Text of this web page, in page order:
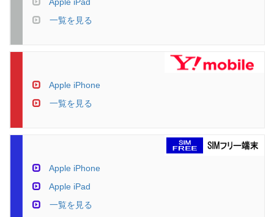
Apple iPad
一覧を見る
Apple iPhone
一覧を見る
Apple iPhone
Apple iPad
一覧を見る